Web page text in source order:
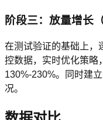
阶段三：放量增长
在测试验证的基础上，
控数据，实时优化策略
130%-230%。同时建
况。